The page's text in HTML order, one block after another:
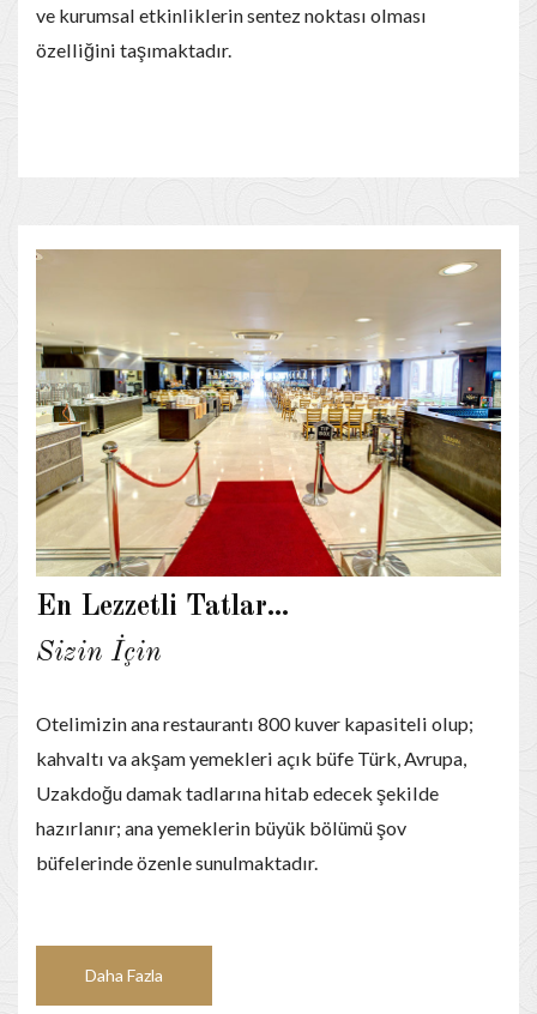
ve kurumsal etkinliklerin sentez noktası olması
özelliğini taşımaktadır.
En Lezzetli Tatlar...
Sizin İçin
Otelimizin ana restaurantı 800 kuver kapasiteli olup;
kahvaltı va akşam yemekleri açık büfe Türk, Avrupa,
Uzakdoğu damak tadlarına hitab edecek şekilde
hazırlanır; ana yemeklerin büyük bölümü şov
büfelerinde özenle sunulmaktadır.
Daha Fazla